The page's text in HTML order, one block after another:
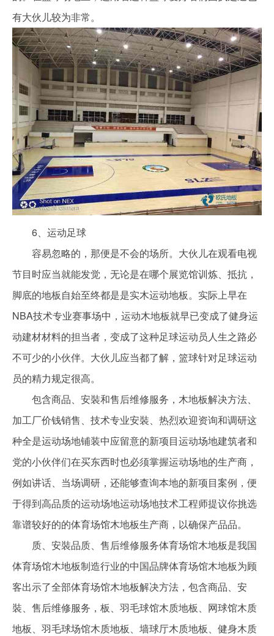
有大伙儿较为非常。
6、运动足球
容易忽略的，那便是不会的场所。大伙儿在观看电视
节目时应当就能发觉，无论是在哪个展览馆训炼、抵抗，
脚底的地板自始至终都是是实木运动地板。实际上早在
NBA技术专业赛事场中，运动木地板就早已变成了健身运
动建材材料的担当者，变成了这种足球运动员人生之路必
不可少的小伙伴。大伙儿应当都了解，篮球针对足球运动
员的精力规定很高。
包含商品、安裝和售后维修服务，木地板解决方法、
加工厂价钱销售、技术专业安裝、热烈欢迎资询和调研这
种全是运动场地铺装中应留意的新项目运动场地建筑者和
党的小伙伴们在买东西时也必须掌握运动场地的生产商，
例如讲话、当场调研，还能够查询本地的新项目案例，便
于得到高品质的运动场地运动场地技术工程师提议你挑选
靠谱较好的的体育场馆木地板生产商，以确保产品品。
质、安裝品质、售后维修服务体育场馆木地板是我国
体育场馆木地板制造行业的中国品牌体育场馆木地板为顾
客出示了全部体育场馆木地板解决方法，包含商品、安
裝、售后维修服务，板、羽毛球馆木质地板、网球馆木质
地板、羽毛球场馆木质地板、墙球厅木质地板、健身木质